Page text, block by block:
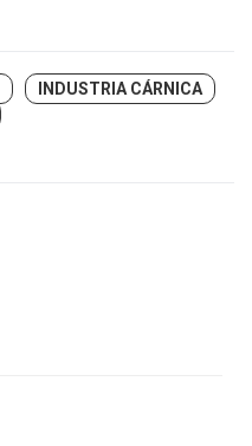
INDUSTRIA CÁRNICA